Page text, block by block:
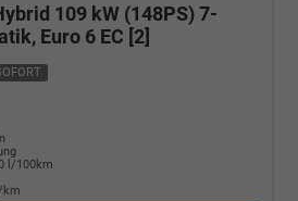
109 kW (148PS) 7-
Euro 6 EC [2]
l/100km
km